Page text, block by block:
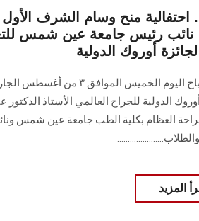
احتفالية منح وسام الشرف الأول
رئيس جامعة عين شمس
لجائزة أوروك الدولية
تقام صباح اليوم الخميس
الدولية للجراح العالمي الأستاذ
العظام بكلية الطب جامعة عين شمس
المزيد